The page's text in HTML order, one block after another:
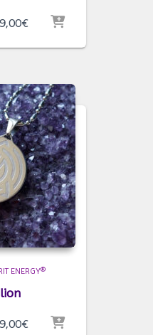
€Plage
prix :
à
299,00€
ENERGY®
€Plage